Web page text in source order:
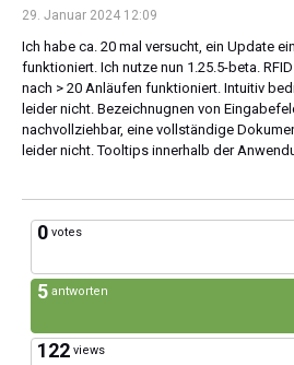
29. Januar 2024 12:09
Ich habe ca. 20 mal versucht, ein Update
funktioniert. Ich nutze nun 1.25.5-beta.
nach > 20 Anläufen funktioniert. Intuitiv
leider nicht. Bezeichnugnen von
nachvollziehbar, eine vollständige
leider nicht. Tooltips innerhalb der
0 votes
5 antworten
122 views